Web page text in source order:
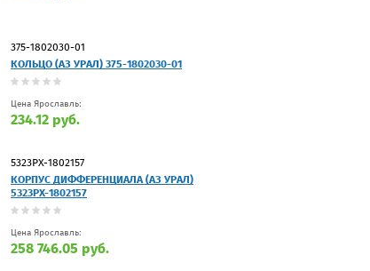
375-1802030-01
КОЛЬЦО (АЗ УРАЛ) 375-1802030-01
Цена Ярославль:
234.12 руб.
5323РХ-1802157
КОРПУС ДИФФЕРЕНЦИАЛА (АЗ УРАЛ)
5323РХ-1802157
Цена Ярославль:
258 746.05 руб.